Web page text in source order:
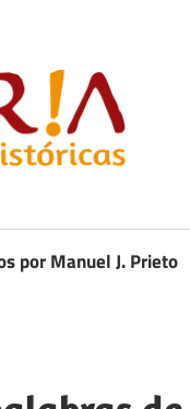
por Manuel J. Prieto